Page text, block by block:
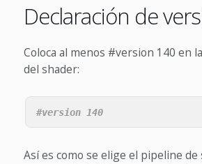
Declaración de
Coloca al menos #version 140 en
del shader:
Así es como se elige el pipeline de